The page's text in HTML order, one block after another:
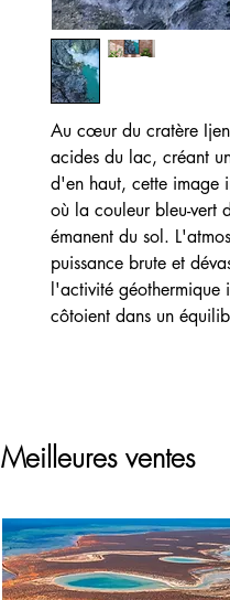
Au cœur du cratère
acides du lac, créant
d'en haut, cette image
où la couleur bleu-vert
émanent du sol.
puissance brute et
l'activité géothermique
côtoient dans un
Meilleures ventes